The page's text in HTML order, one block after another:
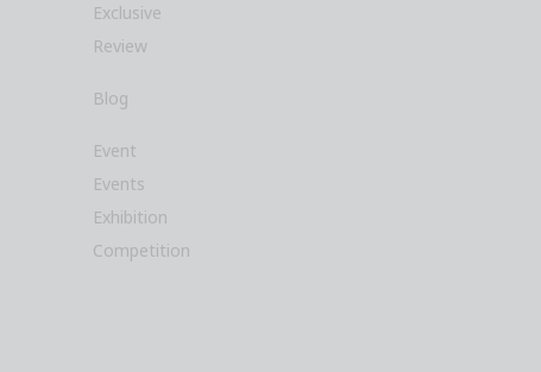
Exclusive
Review
Blog
Event
Events
Exhibition
Competition